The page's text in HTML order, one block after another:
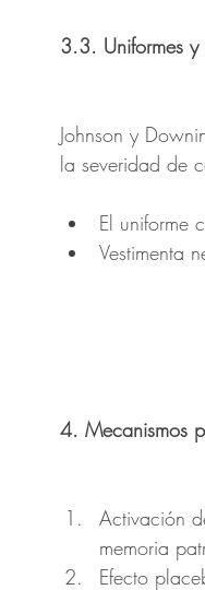
3.3. Uniformes
Johnson y
la severidad de
El uniforme
Vestimenta
4. Mecanismos
Activación
memoria
Efecto